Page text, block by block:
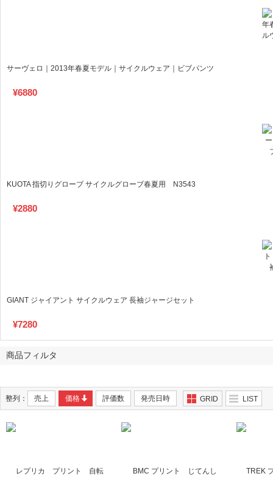
サーヴェロ｜2013年春夏モデル｜サイクルウェア｜ビブパンツ
¥6880
KUOTA 指切りグローブ サイクルグローブ春夏用 N3543
¥2880
GIANT ジャイアント サイクルウェア 長袖ジャージセット
¥7280
商品フィルタ
整列： 売上 価格 評価数 発売日時 LIST
GRID